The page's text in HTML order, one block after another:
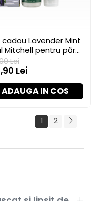
Lavender Mint
Mitchell pentru păr
Lei
Lei
ADAUGA IN COS
1 2